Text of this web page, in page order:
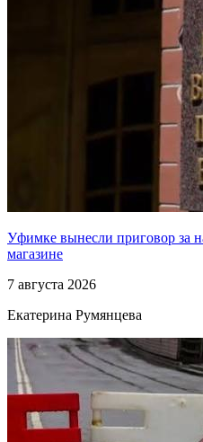
Уфимке вынесли приговор за
магазине
7 августа 2026
Екатерина Румянцева